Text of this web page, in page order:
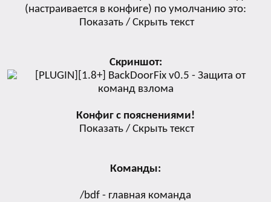
(настраивается в конфиге) по умолчанию это:
Показать / Скрыть текст
Скриншот:
Конфиг с пояснениями!
Показать / Скрыть текст
Команды:
/bdf - главная команда